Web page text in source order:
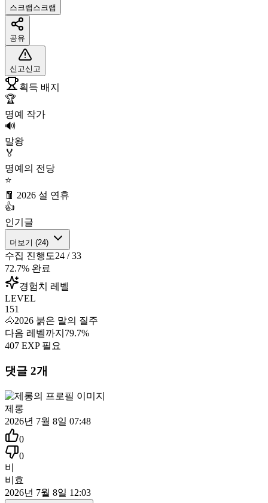
스크랩 스크랩
공유
신고신고
획득 배지
🏆
명예 작가
🔊
말왕
🏅
명예의 전당
⭐
🧧 2026 설 연휴
👍
인기글
더보기 (24)
수집 진행도24 /33
72.7% 완료
경험치 레벨
LEVEL
151
🐴2026 붉은 말의 질주
다음 레벨까지 79.7%
407 EXP 필요
댓글 2개
제롱
2026년 7월 8일 07:48
0
0
비
비효
2026년 7월 8일 12:03